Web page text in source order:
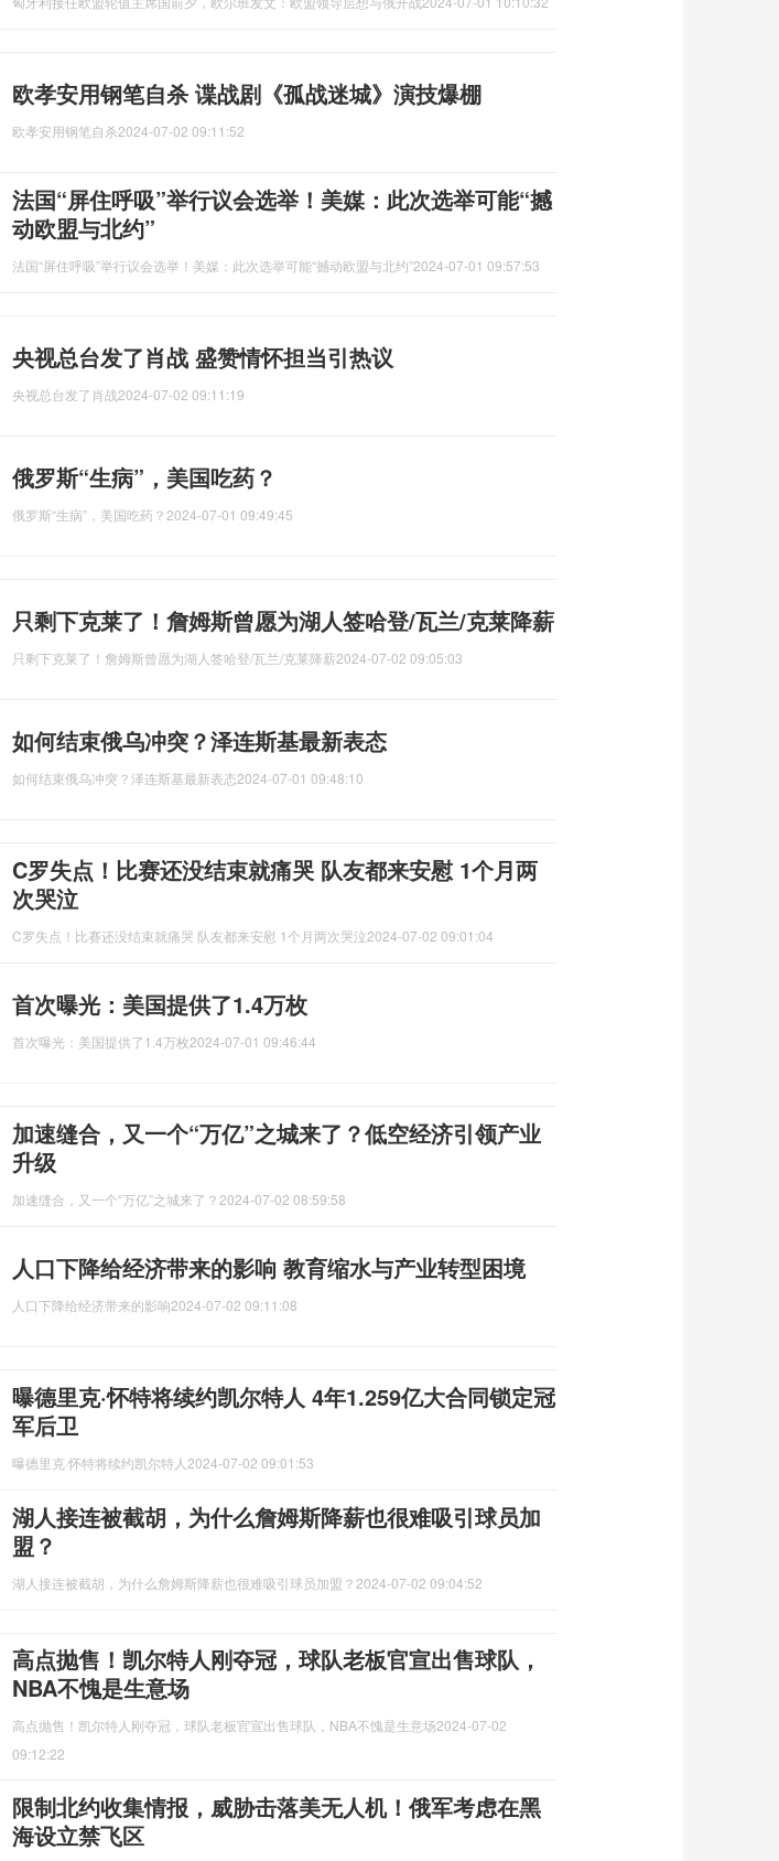
欧孝安用钢笔自杀 谍战剧《孤战迷城》演技爆棚
欧孝安用钢笔自杀2024-07-02 09:11:52
法国“屏住呼吸”举行议会选举！美媒：此次选举可能“撼
动欧盟与北约”
法国“屏住呼吸”举行议会选举！美媒：此次选举可能“撼动欧盟与北约”2024-07-01 09:57:53
央视总台发了肖战 盛赞情怀担当引热议
央视总台发了肖战2024-07-02 09:11:19
俄罗斯“生病”，美国吃药？
俄罗斯“生病”，美国吃药？ 2024-07-01 09:49:45
只剩下克莱了！詹姆斯曾愿为湖人签哈登/瓦兰/克莱降薪
只剩下克莱了！詹姆斯曾愿为湖人签哈登/瓦兰/克莱降薪2024-07-02 09:05:03
如何结束俄乌冲突？泽连斯基最新表态
如何结束俄乌冲突？泽连斯基最新表态2024-07-01 09:48:10
C罗失点！比赛还没结束就痛哭 队友都来安慰 1个月两
次哭泣
C罗失点！比赛还没结束就痛哭 队友都来安慰 1个月两次哭泣2024-07-02 09:01:04
首次曝光：美国提供了1.4万枚
首次曝光：美国提供了1.4万枚2024-07-01 09:46:44
加速缝合，又一个“万亿”之城来了？低空经济引领产业
升级
加速缝合，又一个“万亿”之城来了？ 2024-07-02 08:59:58
人口下降给经济带来的影响 教育缩水与产业转型困境
人口下降给经济带来的影响2024-07-02 09:11:08
曝德里克·怀特将续约凯尔特人 4年1.259亿大合同锁定冠
军后卫
曝德里克·怀特将续约凯尔特人 2024-07-02 09:01:53
湖人接连被截胡，为什么詹姆斯降薪也很难吸引球员加
盟？
湖人接连被截胡，为什么詹姆斯降薪也很难吸引球员加盟？ 2024-07-02 09:04:52
高点抛售！凯尔特人刚夺冠，球队老板官宣出售球队，
NBA不愧是生意场
高点抛售！凯尔特人刚夺冠，球队老板官宣出售球队，NBA不愧是生意场2024-07-02
09:12:22
限制北约收集情报，威胁击落美无人机！俄军考虑在黑
海设立禁飞区